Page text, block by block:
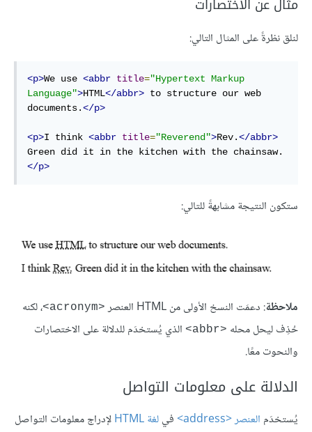
لنلق نظرةً على المثال التالي:
<p>We use <abbr title="Hypertext Markup
Language">HTML</abbr> to structure our web
documents.</p>
<p>I think <abbr title="Reverend">Rev.</abbr>
Green did it in the kitchen with the chainsaw.
</p>
ستكون النتيجة مشابهةً للتالي:
ملاحظة: دعمَت النسخ الأولى من HTML العنصر <acronym>
، لكنه
حُذِف ليحل محله <abbr>
الذي يُستخدَم للدلالة على الاختصارات
والنحوت معًا.
الدلالة على معلومات التواصل
يُستخدَم العنصر <address> فيلغة HTML
لإدراج معلومات التواصل